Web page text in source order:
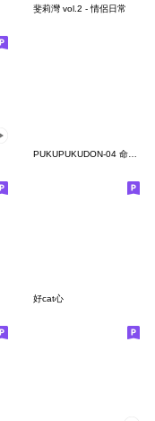
斐莉灣 vol.2 - 情侶日常
PUKUPUKUDON-04 命苦社畜
好cat心